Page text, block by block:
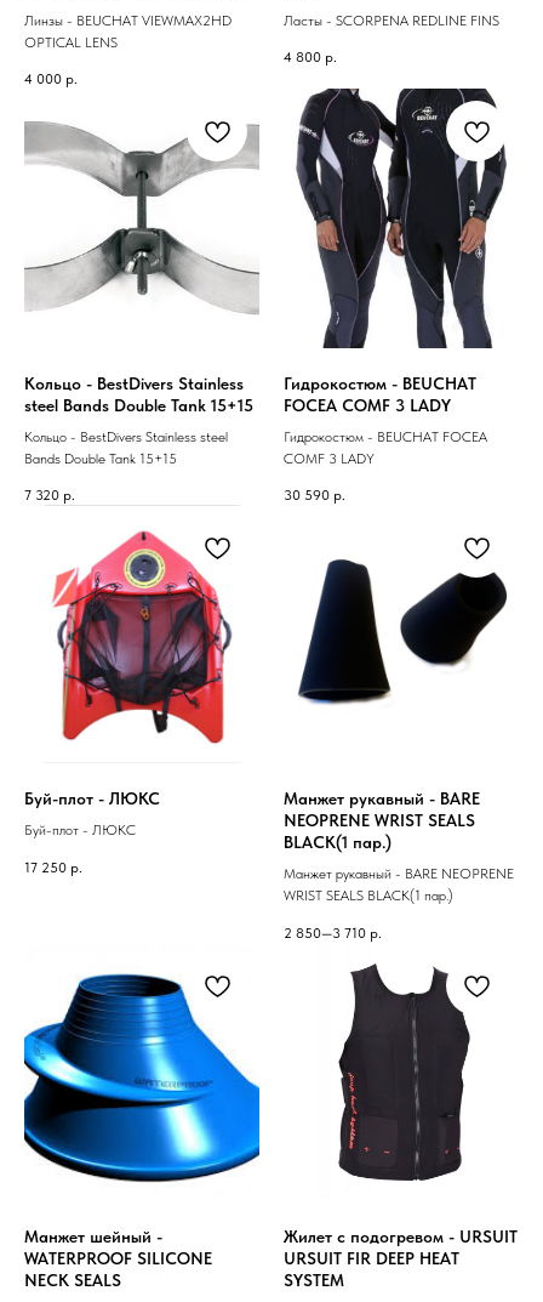
Линзы - BEUCHAT VIEWMAX2HD
OPTICAL LENS
4 000 р.
Ласты - SCORPENA REDLINE FINS
4 800 р.
Кольцо - BestDivers Stainless
steel Bands Double Tank 15+15
Кольцо - BestDivers Stainless steel
Bands Double Tank 15+15
7 320 р.
Гидрокостюм - BEUCHAT
FOCEA COMF 3 LADY
Гидрокостюм - BEUCHAT FOCEA
COMF 3 LADY
30 590 р.
Буй-плот - ЛЮКС
Буй-плот - ЛЮКС
17 250 р.
Манжет рукавный - BARE
NEOPRENE WRIST SEALS
BLACK(1 пар.)
Манжет рукавный - BARE NEOPRENE
WRIST SEALS BLACK(1 пар.)
2 850—3 710 р.
Манжет шейный -
WATERPROOF SILICONE
NECK SEALS
Жилет с подогревом - URSUIT
URSUIT FIR DEEP HEAT
SYSTEM